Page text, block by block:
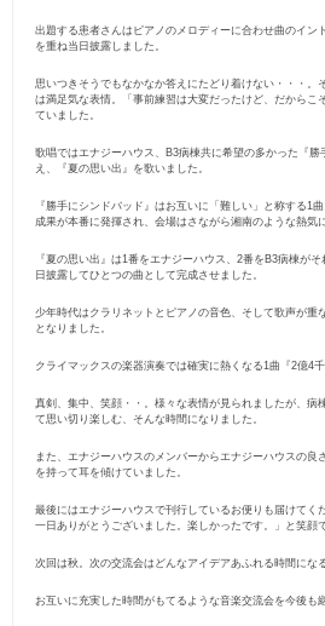
出題する患者さんはピアノのメロディーに合わせ曲のイン
を重ね当日披露しました。
思いつきそうでもなかなか答えにたどり着けない・・・。
は満足気な表情。「事前練習は大変だったけど、だからこ
ていました。
歌唱ではエナジーハウス、B3病棟共に希望の多かった『
え、『夏の思い出』を歌いました。
『勝手にシンドバッド』はお互いに「難しい」と称する1
成果が本番に発揮され、会場はさながら湘南のような熱気に
『夏の思い出』は1番をエナジーハウス、2番をB3病棟が
日披露してひとつの曲として完成させました。
少年時代はクラリネットとピアノの音色、そして歌声が重
となりました。
クライマックスの楽器演奏では確実に熱くなる1曲『2億4千
真剣、集中、笑顔・・。様々な表情が見られましたが、病
て思い切り楽しむ、そんな時間になりました。
また、エナジーハウスのメンバーからエナジーハウスの良
を持って耳を傾けていました。
最後にはエナジーハウスで刊行しているお便りも届けてく
一日ありがとうございました。楽しかったです。」と笑顔
次回は秋。次の交流会はどんなアイデアあふれる時間にな
お互いに充実した時間がもてるような音楽交流会を今後も